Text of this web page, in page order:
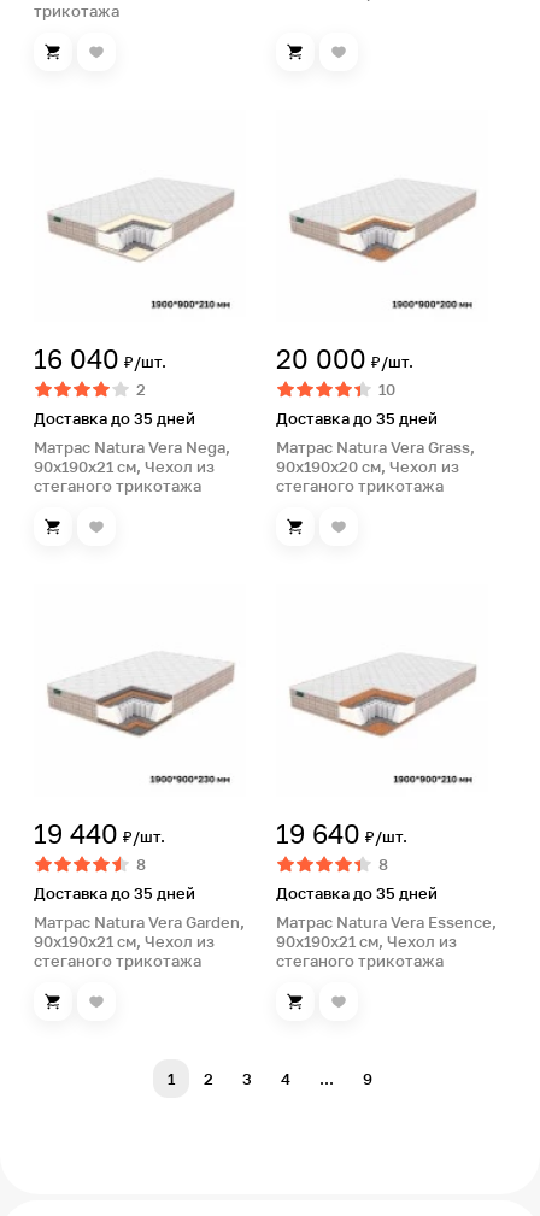
трикотажа
16 040 ₽/шт.
2
Доставка до 35 дней
Матрас Natura Vera Nega,
90х190х21 см, Чехол из
стеганого трикотажа
20 000 ₽/шт.
10
Доставка до 35 дней
Матрас Natura Vera Grass,
90х190х20 см, Чехол из
стеганого трикотажа
19 440 ₽/шт.
8
Доставка до 35 дней
Матрас Natura Vera Garden,
90х190х21 см, Чехол из
стеганого трикотажа
19 640 ₽/шт.
8
Доставка до 35 дней
Матрас Natura Vera Essence,
90х190х21 см, Чехол из
стеганого трикотажа
1 2 3 4 ... 9